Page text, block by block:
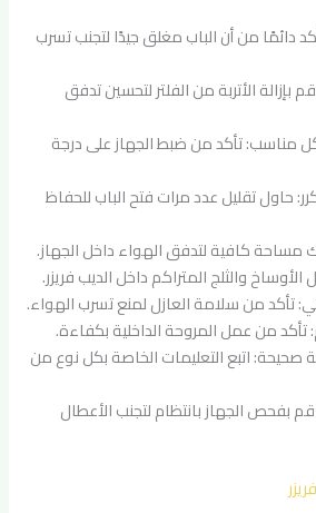
دائمًا من أن الباب مغلق جيدًا لتجنب تسرب
بإزالة الأتربة من الفلتر لتحسين تدفق
مناسب: تأكد من ضبط الجهاز على درجة
حاول تقليل عدد مرات فتح الباب للحفاظ
مساحة كافية لتدفق الهواء داخل الجهاز.
الأوساخ والثلج المتراكم داخل الديب فريزر.
تأكد من سلامة العازل لمنع تسرب الهواء.
تأكد من عمل المروحة الداخلية بكفاءة.
صحيحة: اتبع التعليمات الخاصة بكل نوع من
قم بفحص الجهاز بانتظام لتجنب الأعطال